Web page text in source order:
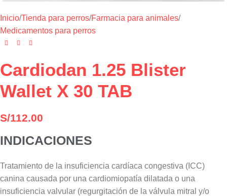
Inicio/Tienda para perros/Farmacia para animales/
Medicamentos para perros
Cardiodan 1.25 Blister
Wallet X 30 TAB
S/112.00
INDICACIONES
Tratamiento de la insuficiencia cardíaca congestiva (ICC)
canina causada por una cardiomiopatía dilatada o una
insuficiencia valvular (regurgitación de la válvula mitral y/o